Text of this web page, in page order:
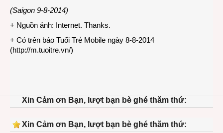
(Saigon 9-8-2014)
+ Nguồn ảnh: Internet. Thanks.
+ Có trên báo Tuổi Trẻ Mobile ngày 8-8-2014
(http://m.tuoitre.vn/)
Xin Cảm ơn Bạn, lượt bạn bè ghé thăm thứ:
Xin Cảm ơn Bạn, lượt bạn bè ghé thăm thứ: